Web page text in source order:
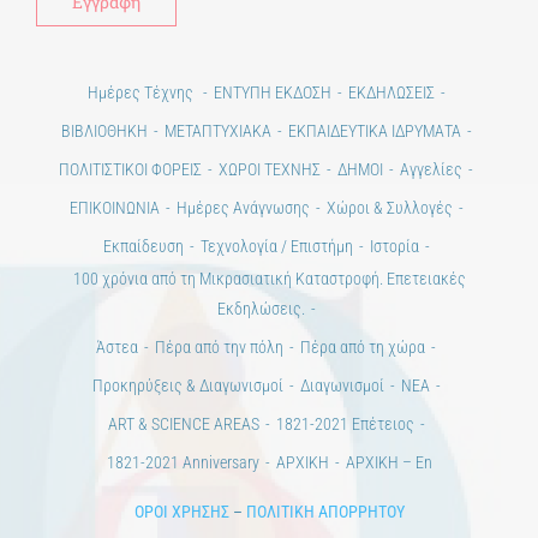
Ημέρες Τέχνης ΕΝΤΥΠΗ ΕΚΔΟΣΗ
ΕΚΔΗΛΩΣΕΙΣ
ΒΙΒΛΙΟΘΗΚΗ
ΜΕΤΑΠΤΥΧΙΑΚΑ
ΕΚΠΑΙΔΕΥΤΙΚΑ ΙΔΡΥΜΑΤΑ
ΠΟΛΙΤΙΣΤΙΚΟΙ ΦΟΡΕΙΣ
ΧΩΡΟΙ ΤΕΧΝΗΣ ΔΗΜΟΙ
Αγγελίες
ΕΠΙΚΟΙΝΩΝΙΑ
Ημέρες Ανάγνωσης
Χώροι & Συλλογές
Εκπαίδευση
Τεχνολογία / Επιστήμη
Ιστορία
100 χρόνια από τη Μικρασιατική Καταστροφή. Επετειακές
Εκδηλώσεις.
Άστεα
Πέρα από την πόλη
Πέρα από τη χώρα
Προκηρύξεις & Διαγωνισμοί
Διαγωνισμοί
ΝΕΑ
ART & SCIENCE AREAS
1821-2021 Επέτειος
1821-2021 Anniversary
ΑΡΧΙΚΗ ΑΡΧΙΚΗ – En
ΟΡΟΙ ΧΡΗΣΗΣ– ΠΟΛΙΤΙΚΗ ΑΠΟΡΡΗΤΟΥ